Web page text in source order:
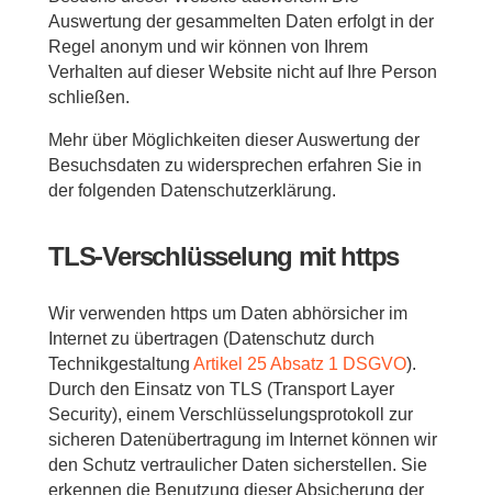
Auswertung der gesammelten Daten erfolgt in der
Regel anonym und wir können von Ihrem
Verhalten auf dieser Website nicht auf Ihre Person
schließen.
Mehr über Möglichkeiten dieser Auswertung der
Besuchsdaten zu widersprechen erfahren Sie in
der folgenden Datenschutzerklärung.
TLS-Verschlüsselung mit https
Wir verwenden https um Daten abhörsicher im
Internet zu übertragen (Datenschutz durch
Technikgestaltung Artikel 25 Absatz 1 DSGVO).
Durch den Einsatz von TLS (Transport Layer
Security), einem Verschlüsselungsprotokoll zur
sicheren Datenübertragung im Internet können wir
den Schutz vertraulicher Daten sicherstellen. Sie
erkennen die Benutzung dieser Absicherung der